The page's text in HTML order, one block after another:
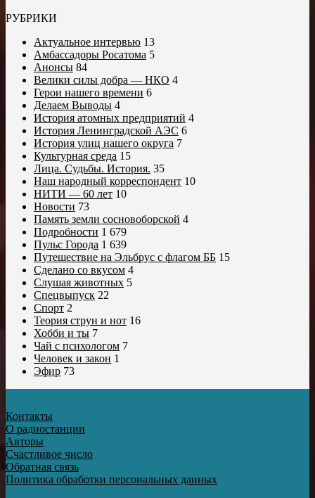
РУБРИКИ
Актуальное интервью 13
Амбассадоры Росатома 5
Анонсы 84
Велики силы добра — НКО 4
Герои нашего времени 6
Делаем Выводы 4
История атомных предприятий 4
История Ленинградской АЭС 6
История улиц нашего округа 7
Культурная среда 15
Лица. Судьбы. История. 35
Наш народный корреспондент 10
НИТИ — 60 лет 10
Новости 73
Память земли сосновоборской 4
Подробности 1 679
Пульс Города 1 639
Путешествие на Эльбрус с флагом ББ 15
Сделано со вкусом 4
Слушая животных 5
Спецвыпуск 22
Спорт 2
Теория струн и нот 16
Хобби и ты 7
Чай с психологом 7
Человек и закон 1
Эфир 73
Контакты
О радиостанции
Авторы
Счастливое число
Обратная связь
Политика обработки персональных данных